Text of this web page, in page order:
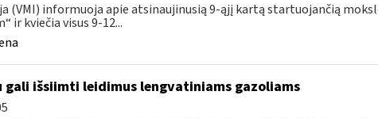
(VMI) informuoja apie atsinaujinusią 9-ąjį kartą startuojančią
ir kviečia visus 9-12...
gali išsiimti leidimus lengvatiniams gazoliams